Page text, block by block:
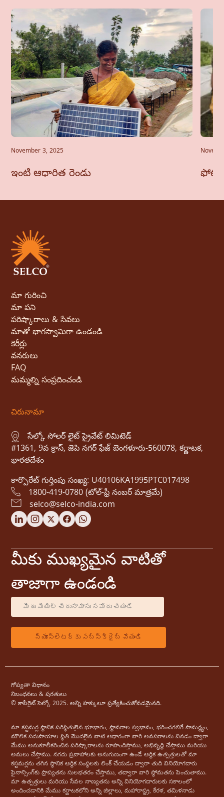
November 3, 2025
ఇంటి ఆధారిత రెండు
మా గురించి
మా పని
పరిష్కారాలు & సేవలు
మాతో భాగస్వామిగా ఉండండి
కెరీర్లు
వనరులు
FAQ
మమ్మల్ని సంప్రదించండి
చిరునామా
సేల్కో సోలర్ లైట్ ప్రైవేట్ లిమిటెడ్
#1361, 9వ క్రాస్, జెపి నగర్ ఫేజ్ బెంగళూరు-560078, కర్ణాటక,
భారతదేశం
కార్పొరేట్ గుర్తింపు సంఖ్య: U40106KA1995PTC017498
1800-419-0780 (టోల్-ఫ్రీ నంబర్ మాత్రమే)
selco@selco-india.com
మీకు ముఖ్యమైన వాటితో
తాజాగా ఉండండి
గోప్యతా విధానం
నిబంధనలు & షరతులు
© కాపీరైట్ సెల్కో 2025. అన్ని హక్కులూ ప్రత్యేకించుకోవడమైనది.
మా కస్టమర్ల స్థానిక పరిస్థితులైన భూభాగం, స్థావరాల స్వభావం, భరించగలిగే సామర్థ్యం, ​​
మౌలిక సదుపాయాల స్థితి మొదలైన వాటి ఆధారంగా వారి అవసరాలను వినడం ద్వారా
మేము అనుకూలీకరించిన పరిష్కారాలను రూపొందిస్తాము, అభివృద్ధి చేస్తాము మరియు
అమలు చేస్తాము. నగదు ప్రవాహాలకు అనుగుణంగా ఉండే ఆర్థిక ఉత్పత్తులతో మా
కస్టమర్లను తగిన స్థానిక ఆర్థిక సంస్థలకు లింక్ చేయడం ద్వారా తుది వినియోగదారు
ఫైనాన్సింగ్‌కు ప్రాప్యతను సులభతరం చేస్తాము, తద్వారా వారి స్థోమతను పెంచుతాము.
మా ఉత్పత్తులు మరియు సేవల నాణ్యతను అన్ని వినియోగదారులకు సకాలంలో
అందించడానికి మేము కర్ణాటకలోని అన్ని జిల్లాలు, మహారాష్ట్ర, కేరళ, తమిళనాడు